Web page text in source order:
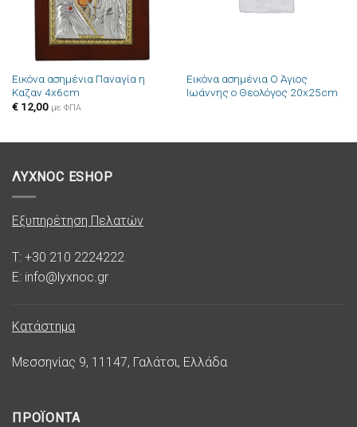
Εικόνα ασημένια Παναγία η
Καζαν 4x6cm
€12,00 με ΦΠΑ
Εικόνα ασημένια Ο Άγιος
Ιωάννης ο Θεολόγος 20x25cm
ΛΥΧΝΟC ESHOP
Εξυπηρέτηση Πελατών
T: +30 210 2224222
E: info@lyxnoc.gr
Κατάστημα
Μεσσηνίας 9, 11147, Γαλάτσι, Ελλάδα
ΠΡΟΪΟΝΤΑ